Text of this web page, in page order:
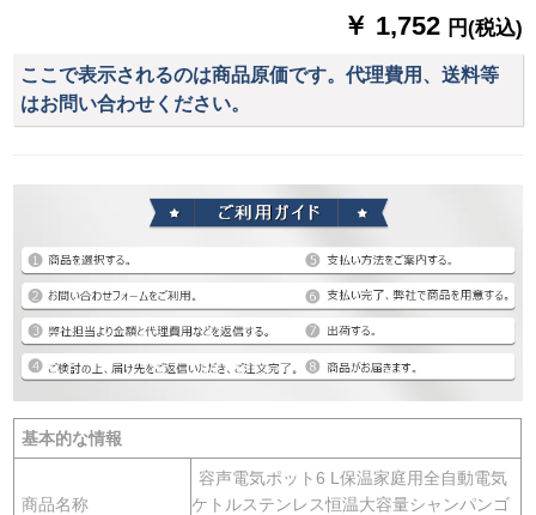
￥ 1,752 円(税込)
ここで表示されるのは商品原価です。代理費用、送料等
はお問い合わせください。
基本的な情報
商品名称
容声電気ポット6 L保温家庭用全自動電気
ケトルステンレス恒温大容量シャンパンゴ